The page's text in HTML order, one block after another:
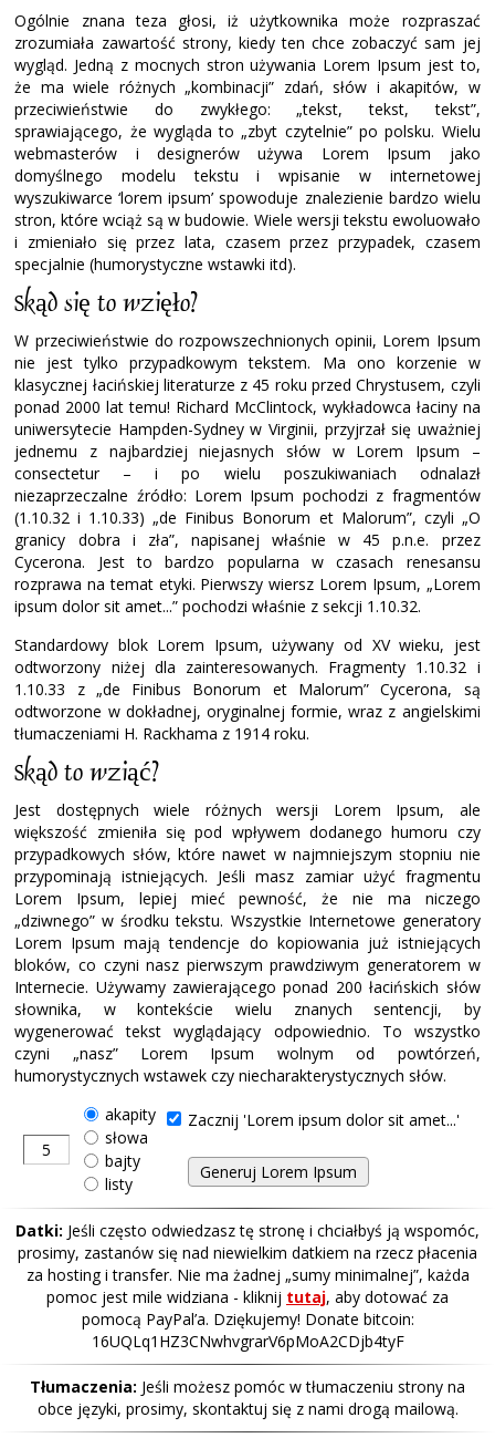
Ogólnie znana teza głosi, iż użytkownika może rozpraszać
zrozumiała zawartość strony, kiedy ten chce zobaczyć sam jej
wygląd. Jedną z mocnych stron używania Lorem Ipsum jest to,
że ma wiele różnych „kombinacji” zdań, słów i akapitów, w
przeciwieństwie do zwykłego: „tekst, tekst, tekst”,
sprawiającego, że wygląda to „zbyt czytelnie” po polsku. Wielu
webmasterów i designerów używa Lorem Ipsum jako
domyślnego modelu tekstu i wpisanie w internetowej
wyszukiwarce ‘lorem ipsum’ spowoduje znalezienie bardzo wielu
stron, które wciąż są w budowie. Wiele wersji tekstu ewoluowało
i zmieniało się przez lata, czasem przez przypadek, czasem
specjalnie (humorystyczne wstawki itd).
Skąd się to wzięło?
W przeciwieństwie do rozpowszechnionych opinii, Lorem Ipsum
nie jest tylko przypadkowym tekstem. Ma ono korzenie w
klasycznej łacińskiej literaturze z 45 roku przed Chrystusem, czyli
ponad 2000 lat temu! Richard McClintock, wykładowca łaciny na
uniwersytecie Hampden-Sydney w Virginii, przyjrzał się uważniej
jednemu z najbardziej niejasnych słów w Lorem Ipsum –
consectetur – i po wielu poszukiwaniach odnalazł
niezaprzeczalne źródło: Lorem Ipsum pochodzi z fragmentów
(1.10.32 i 1.10.33) „de Finibus Bonorum et Malorum”, czyli „O
granicy dobra i zła”, napisanej właśnie w 45 p.n.e. przez
Cycerona. Jest to bardzo popularna w czasach renesansu
rozprawa na temat etyki. Pierwszy wiersz Lorem Ipsum, „Lorem
ipsum dolor sit amet...” pochodzi właśnie z sekcji 1.10.32.
Standardowy blok Lorem Ipsum, używany od XV wieku, jest
odtworzony niżej dla zainteresowanych. Fragmenty 1.10.32 i
1.10.33 z „de Finibus Bonorum et Malorum” Cycerona, są
odtworzone w dokładnej, oryginalnej formie, wraz z angielskimi
tłumaczeniami H. Rackhama z 1914 roku.
Skąd to wziąć?
Jest dostępnych wiele różnych wersji Lorem Ipsum, ale
większość zmieniła się pod wpływem dodanego humoru czy
przypadkowych słów, które nawet w najmniejszym stopniu nie
przypominają istniejących. Jeśli masz zamiar użyć fragmentu
Lorem Ipsum, lepiej mieć pewność, że nie ma niczego
„dziwnego” w środku tekstu. Wszystkie Internetowe generatory
Lorem Ipsum mają tendencje do kopiowania już istniejących
bloków, co czyni nasz pierwszym prawdziwym generatorem w
Internecie. Używamy zawierającego ponad 200 łacińskich słów
słownika, w kontekście wielu znanych sentencji, by
wygenerować tekst wyglądający odpowiednio. To wszystko
czyni „nasz” Lorem Ipsum wolnym od powtórzeń,
humorystycznych wstawek czy niecharakterystycznych słów.
akapity
słowa
bajty
listy
Zacznij 'Lorem ipsum dolor sit amet...'
Datki: Jeśli często odwiedzasz tę stronę i chciałbyś ją wspomóc,
prosimy, zastanów się nad niewielkim datkiem na rzecz płacenia
za hosting i transfer. Nie ma żadnej „sumy minimalnej”, każda
pomoc jest mile widziana - kliknij tutaj, aby dotować za
pomocą PayPal’a. Dziękujemy! Donate bitcoin:
16UQLq1HZ3CNwhvgrarV6pMoA2CDjb4tyF
Tłumaczenia: Jeśli możesz pomóc w tłumaczeniu strony na
obce języki, prosimy, skontaktuj się z nami drogą mailową.